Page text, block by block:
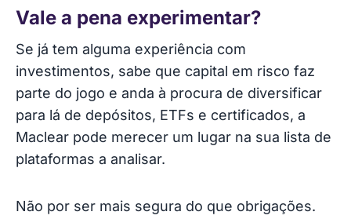
Vale a pena experimentar?
Se já tem alguma experiência com
investimentos, sabe que capital em risco faz
parte do jogo e anda à procura de diversificar
para lá de depósitos, ETFs e certificados, a
Maclear pode merecer um lugar na sua lista de
plataformas a analisar.
Não por ser mais segura do que obrigações.